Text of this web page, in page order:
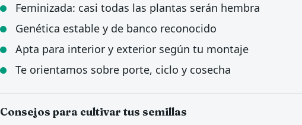
Feminizada: casi todas las plantas serán hembra
Genética estable y de banco reconocido
Apta para interior y exterior según tu montaje
Te orientamos sobre porte, ciclo y cosecha
Consejos para cultivar tus semillas